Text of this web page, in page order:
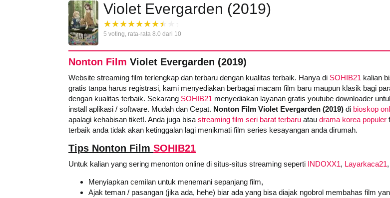
Violet Evergarden (2019)
5 voting, rata-rata 8.0 dari 10
Nonton Film Violet Evergarden (2019)
Website streaming film terlengkap dan terbaru dengan kualitas terbaik. Hanya di SOHIB21 kalian
gratis tanpa harus registrasi, kami menyediakan berbagai macam film baru maupun klasik bagi
dengan kualitas terbaik. Sekarang SOHIB21 menyediakan layanan gratis youtube downloader
install aplikasi / software. Mudah dan Cepat. Nonton Film Violet Evergarden (2019) di bioskop
apalagi kehabisan tiket!. Anda juga bisa streaming film seri barat terbaru atau drama korea populer
terbaik anda tidak akan ketinggalan lagi menikmati film series kesayangan anda dirumah.
Tips Nonton Film SOHIB21
Untuk kalian yang sering menonton online di situs-situs streaming seperti INDOXX1, Layarkaca21,
Menyiapkan cemilan untuk menemani sepanjang film,
Ajak teman / pasangan (jika ada, hehe) biar ada yang bisa diajak ngobrol membahas film